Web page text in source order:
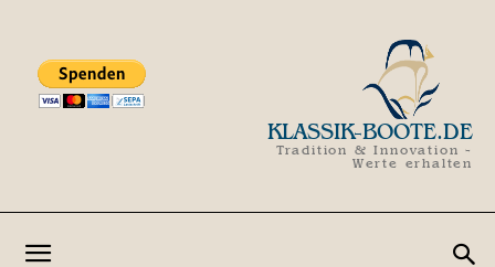
KLASSIK-BOOTE.DE
Tradition & Innovation -
Werte erhalten